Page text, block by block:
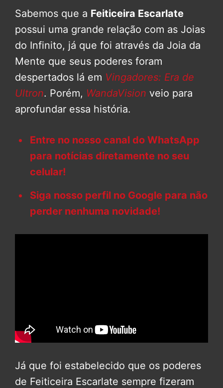
Sabemos que a Feiticeira Escarlate
possui uma grande relação com as Joias
do Infinito, já que foi através da Joia da
Mente que seus poderes foram
despertados lá em Vingadores: Era de
Ultron. Porém, WandaVision veio para
aprofundar essa história.
Entre no nosso canal do WhatsApp
para notícias diretamente no seu
celular!
Siga nosso perfil no Google para não
perder nenhuma novidade!
Já que foi estabelecido que os poderes
de Feiticeira Escarlate sempre fizeram